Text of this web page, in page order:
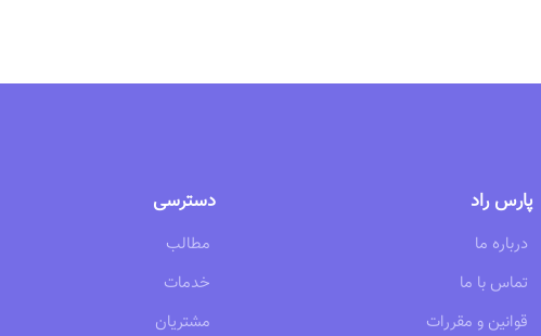
پارس راد
درباره ما
تماس با ما
قوانین و مقررات
دسترسی
مطالب
خدمات
مشتریان